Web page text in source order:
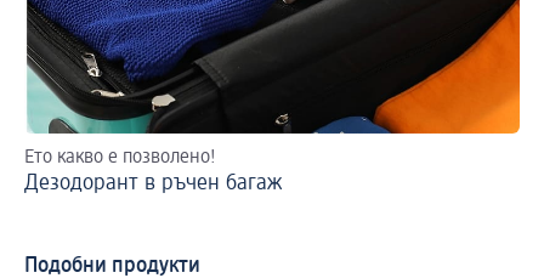
Ето какво е позволено!
Дезодорант в ръчен багаж
Подобни продукти